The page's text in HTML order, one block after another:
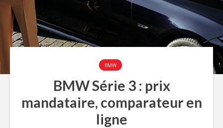
BMW
BMW Série 3 : prix
mandataire, comparateur en
ligne